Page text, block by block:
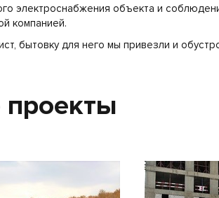
электроснабжения объекта и
компанией.
бытовку для него мы привезли и
проекты